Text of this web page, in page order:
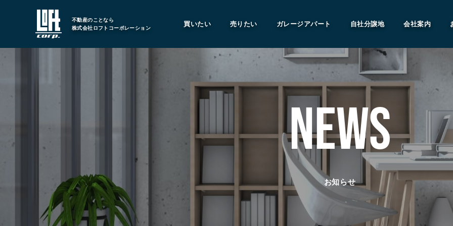
不動産のことなら
株式会社ロフトコーポレーション
買いたい 売りたい ガレージアパート 自社分譲地 会社案内
NEWS
お知らせ